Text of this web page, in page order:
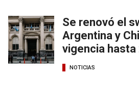
Se renovó el
Argentina y
vigencia hasta
NOTICIAS